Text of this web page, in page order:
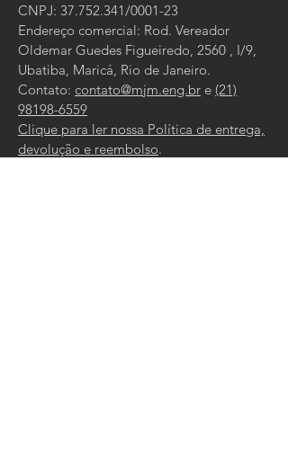
CNPJ: 37.752.341 /0001-23
Endereço comercial: Rod. Vereador
Oldemar Guedes Figueiredo, 2560 , I/9,
Ubatiba, Maricá, Rio de Janeiro.
Contato: contato@mjm.eng.br e (21)
98198-6559
Clique para ler nossa Política de entrega,
devolução e reembolso.